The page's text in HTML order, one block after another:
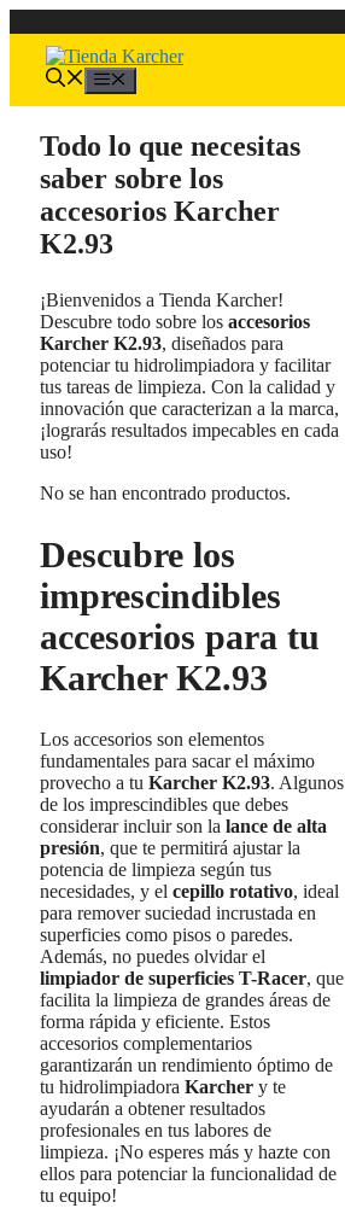
al
contenido
Todo lo que necesitas
saber sobre los
accesorios Karcher
K2.93
¡Bienvenidos a Tienda Karcher!
Descubre todo sobre los accesorios
Karcher K2.93, diseñados para
potenciar tu hidrolimpiadora y facilitar
tus tareas de limpieza. Con la calidad y
innovación que caracterizan a la marca,
¡lograrás resultados impecables en cada
uso!
No se han encontrado productos.
Descubre los
imprescindibles
accesorios para tu
Karcher K2.93
Los accesorios son elementos
fundamentales para sacar el máximo
provecho a tu Karcher K2.93. Algunos
de los imprescindibles que debes
considerar incluir son la lance de alta
presión, que te permitirá ajustar la
potencia de limpieza según tus
necesidades, y el cepillo rotativo, ideal
para remover suciedad incrustada en
superficies como pisos o paredes.
Además, no puedes olvidar el
limpiador de superficies T-Racer, que
facilita la limpieza de grandes áreas de
forma rápida y eficiente. Estos
accesorios complementarios
garantizarán un rendimiento óptimo de
tu hidrolimpiadora Karcher y te
ayudarán a obtener resultados
profesionales en tus labores de
limpieza. ¡No esperes más y hazte con
ellos para potenciar la funcionalidad de
tu equipo!